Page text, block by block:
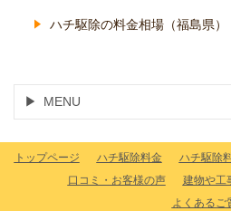
ハチ駆除の料金相場（福島県
MENU
トップページ ハチ駆除料金 ハチ駆除
口コミ・お客様の声
建物や工
よくあるご